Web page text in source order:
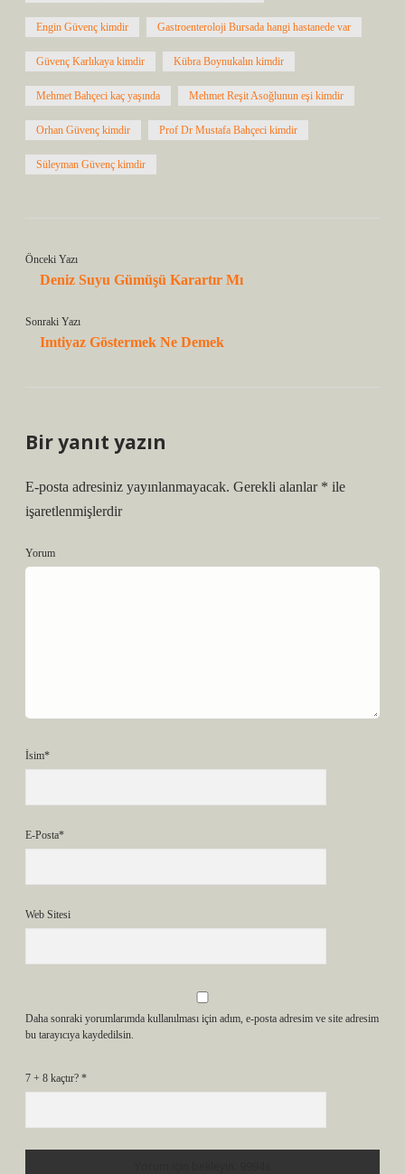
Engin Güvenç kimdir Gastroenteroloji Bursada hangi hastanede var
Güvenç Karlıkaya kimdir Kübra Boynukalın kimdir
Mehmet Bahçeci kaç yaşında Mehmet Reşit Asoğlunun eşi kimdir
Orhan Güvenç kimdir Prof Dr Mustafa Bahçeci kimdir
Süleyman Güvenç kimdir
Önceki Yazı
Deniz Suyu Gümüşü Karartır Mı
Sonraki Yazı
Imtiyaz Göstermek Ne Demek
Bir yanıt yazın
E-posta adresiniz yayınlanmayacak. Gerekli alanlar * ile
işaretlenmişlerdir
Yorum
İsim*
E-Posta*
Web Sitesi
Daha sonraki yorumlarımda kullanılması için adım, e-posta adresim ve site adresim
bu tarayıcıya kaydedilsin.
7 + 8 kaçtır? *